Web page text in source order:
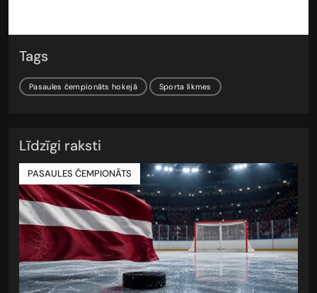
Tags
Pasaules čempionāts hokejā Sporta likmes
Līdzīgi raksti
PASAULES ČEMPIONĀTS